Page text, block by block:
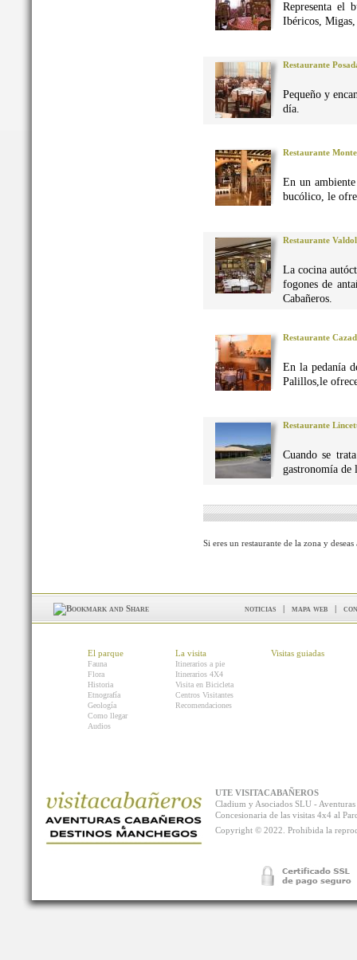
Representa el
Ibéricos, Migas,
Restaurante
Pequeño y
día.
Restaurante
En un
bucólico, le
Restaurante
La cocina
fogones de
Cabañeros.
Restaurante
En la pedanía
Palillos,le
Restaurante
Cuando se
gastronomía de
Si eres un restaurante de la zona y
noticias | mapa web |
El parque
Fauna
Flora
Historia
Etnografía
Geología
Como llegar
Audios
La visita
Itinerarios a pie
Itinerarios 4X4
Visita en Bicicleta
Centros Visitantes
Recomendaciones
Visitas guiadas
UTE VISITACABAÑEROS
Cladium y Asociados SLU -
Concesionaria de las visitas 4x4 al
Copyright © 2022. Prohibida la